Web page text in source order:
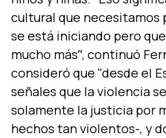
cultural que necesitamos
se está iniciando pero
mucho másˮ, continuó
consideró que "desde el
señales que la violencia
solamente la justicia por
hechos tan violentos-, y